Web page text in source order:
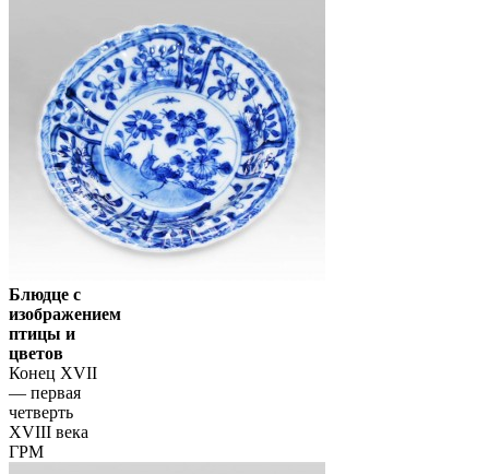
Блюдце с
изображением
птицы и
цветов
Конец XVII
— первая
четверть
XVIII века
ГРМ